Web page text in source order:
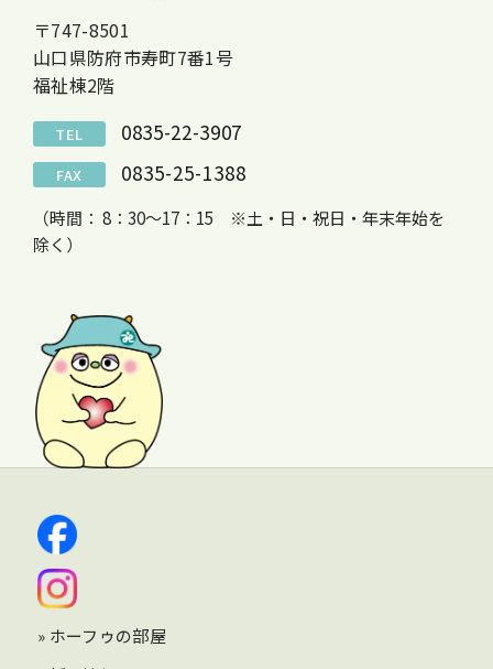
〒747-8501
山口県防府市寿町7番1号
福祉棟2階
TEL 0835-22-3907
FAX 0835-25-1388
（時間： 8：30～17：15 ※土・日・祝日・年末年始を
除く）
» ホーフゥの部屋